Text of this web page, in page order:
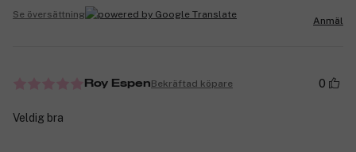
Se översättning
Anmäl
Roy EspenBekräftad köpare 0
Veldig bra